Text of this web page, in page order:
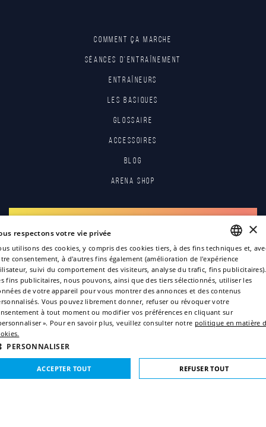
Comment ça marche
Séances d'entraînement
Entraîneurs
Les basiques
Glossaire
Accessoires
Blog
Arena Shop
S'IDENTIFIER
Politique de confidentialité
ENGLISH
ITALIAN
FRENCH
GERMAN
×
respectons votre vie privée
utilisons des cookies, y compris des cookies tiers, à des fins techniques et,
consentement, à d'autres fins également (amélioration de l'expérience
suivi du comportement des visiteurs, analyse du trafic, fins
fins publicitaires, nous pouvons, ainsi que des tiers sélectionnés, utiliser les
de votre appareil pour vous montrer des annonces et des contenus
Vous pouvez librement donner, refuser ou révoquer votre
à tout moment ou modifier vos préférences en cliquant sur
». Pour en savoir plus, veuillez consulter notre politique en matière
PERSONNALISER
ACCEPTER TOUT REFUSER TOUT